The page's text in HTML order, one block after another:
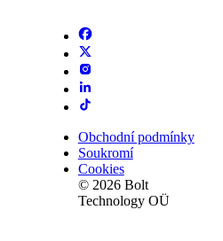
Obchodní podmínky
Soukromí
Cookies
© 2026 Bolt
Technology OÜ